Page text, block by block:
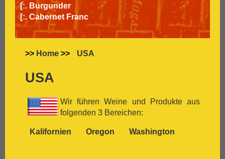
[:. Burgunder
[:. Cabernet Franc
[:.
Cabernet Sauvignon
[:. Carignan
[:. Carmenère
[:. Chasselas
[:. Chenin Blanc
Cinsault
Cinsaut
Cortese
>> Home >> USA
USA
Wir führen Weine und Produkte aus
folgenden 3 Bereichen:
Kalifornien Oregon Washington